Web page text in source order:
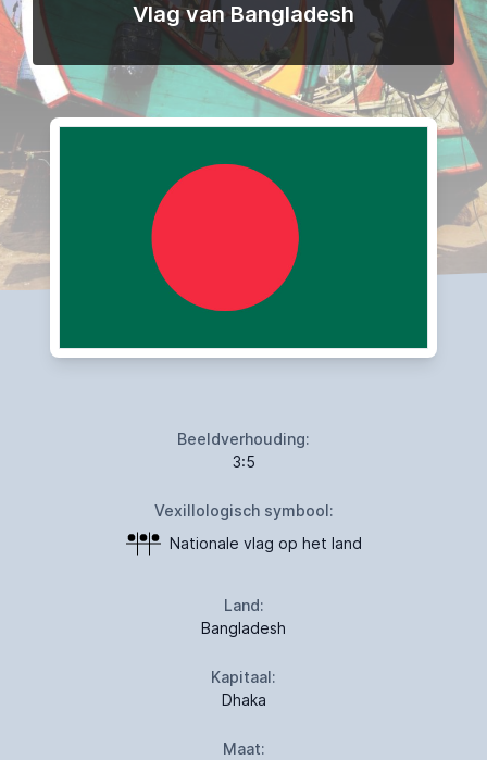
Vlag van Bangladesh
Beeldverhouding:
3:5
Vexillologisch symbool:
Nationale vlag op het land
Land:
Bangladesh
Kapitaal:
Dhaka
Maat: